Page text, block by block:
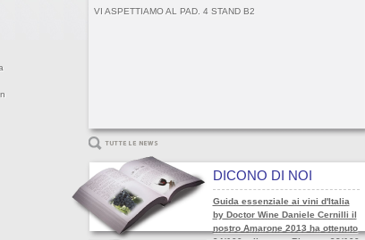
VI ASPETTIAMO AL PAD. 4 STAND B2
DICONO DI NOI
Guida essenziale ai vini d'Italia
by Doctor Wine Daniele Cernilli il
nostro Amarone 2013 ha ottenuto